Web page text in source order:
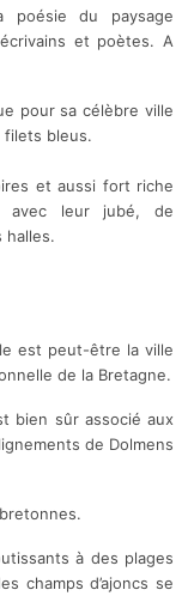
poésie du paysage
et poètes. A
pour sa célèbre ville
filets bleus.
et aussi fort riche
avec leur jubé, de
halles.
est peut-être la ville
de la Bretagne.
bien sûr associé aux
de Dolmens
à des plages
champs d’ajoncs se